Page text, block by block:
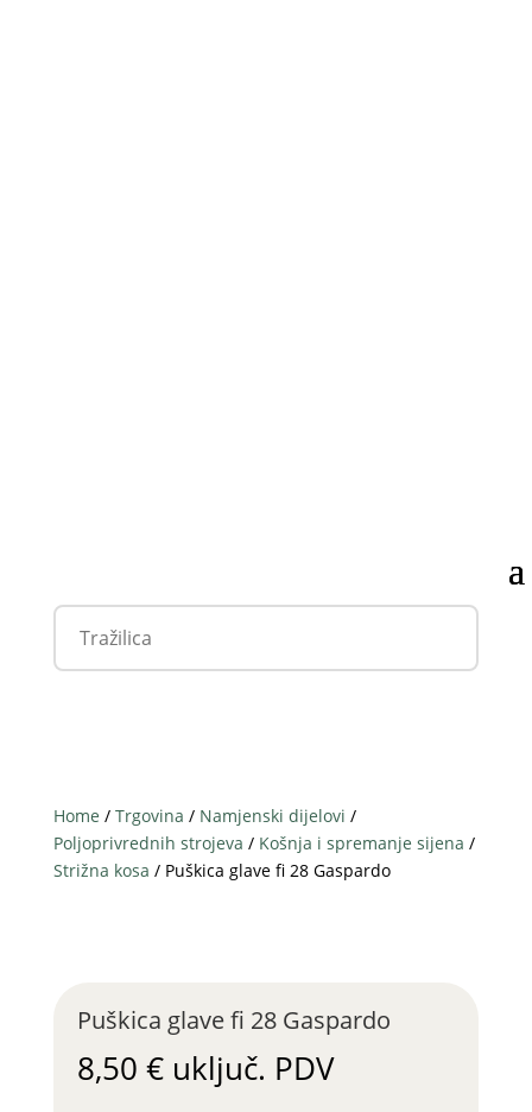
Home / Trgovina / Namjenski dijelovi /
Poljoprivrednih strojeva / Košnja i spremanje sijena /
Strižna kosa / Puškica glave fi 28 Gaspardo
Puškica glave fi 28 Gaspardo
8,50 € uključ. PDV